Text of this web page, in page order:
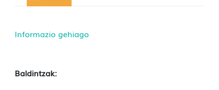
Informazio gehiago
Baldintzak: